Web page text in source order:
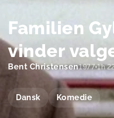
Familien
vinder
Bent Christensen1977 1h
Dansk Komedie